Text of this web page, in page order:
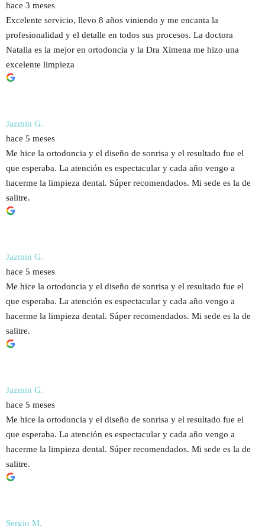
hace 3 meses
Excelente servicio, llevo 8 años viniendo y me encanta la
profesionalidad y el detalle en todos sus procesos. La doctora
Natalia es la mejor en ortodoncia y la Dra Ximena me hizo una
excelente limpieza
Jazmin G.
hace 5 meses
Me hice la ortodoncia y el diseño de sonrisa y el resultado fue el
que esperaba. La atención es espectacular y cada año vengo a
hacerme la limpieza dental. Súper recomendados. Mi sede es la de
salitre.
Jazmin G.
hace 5 meses
Me hice la ortodoncia y el diseño de sonrisa y el resultado fue el
que esperaba. La atención es espectacular y cada año vengo a
hacerme la limpieza dental. Súper recomendados. Mi sede es la de
salitre.
Jazmin G.
hace 5 meses
Me hice la ortodoncia y el diseño de sonrisa y el resultado fue el
que esperaba. La atención es espectacular y cada año vengo a
hacerme la limpieza dental. Súper recomendados. Mi sede es la de
salitre.
Sergio M.